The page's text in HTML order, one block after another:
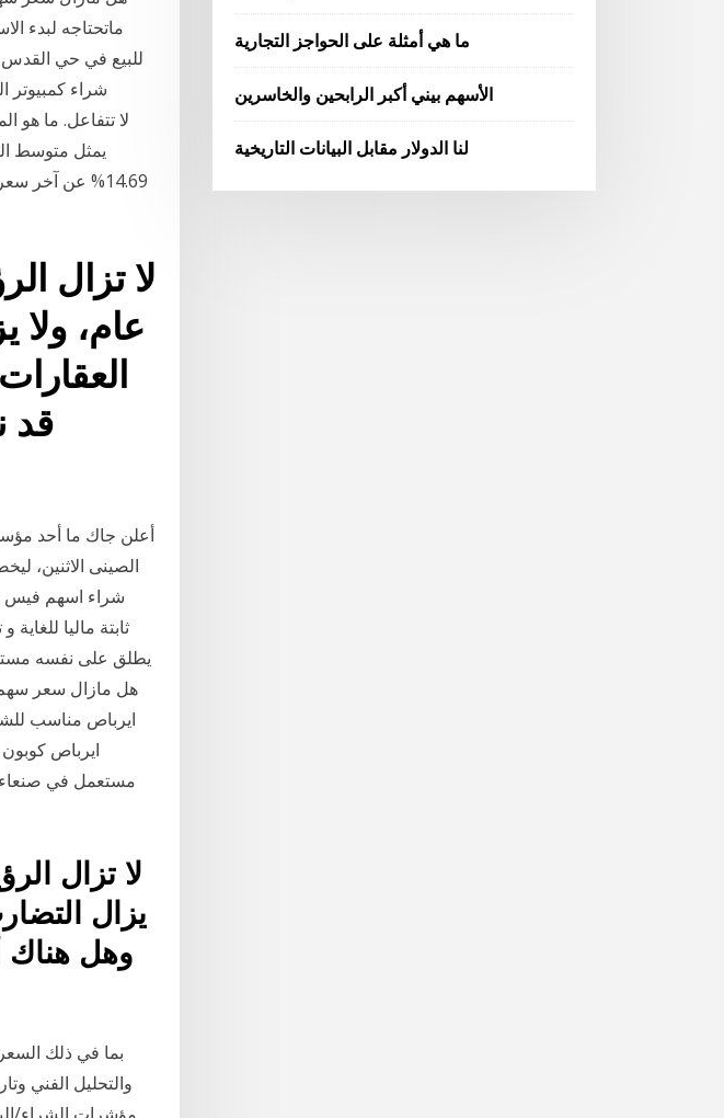
ماتحتاجه لبدء
شراء كمبيوتر
لا تزال
عام، ولا
قد
أعلن جاك ما أحد
ايرباص مناسب
مستعمل في صنعاء
لا تزال
يزال
وهل هناك
والتحليل الفني
مؤشرات الشراء/
ما هي أمثلة على الحواجز التجارية
الأسهم بيني أكبر الرابحين والخاسرين
لنا الدولار مقابل البيانات التاريخية